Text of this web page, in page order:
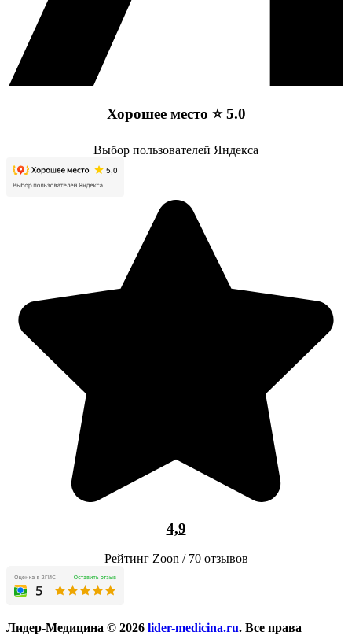
Хорошее место ⭐ 5.0
Выбор пользователей Яндекса
4,9
Рейтинг Zoon / 70 отзывов
Лидер-Медицина © 2026 lider-medicina.ru. Все права